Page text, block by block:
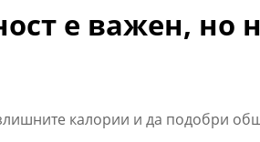
е важен, но
калории и да подобри